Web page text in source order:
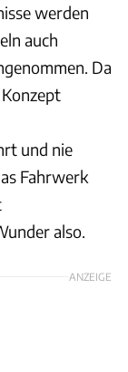
werden
auch
Da
und nie
Fahrwerk
also.
ANZEIGE